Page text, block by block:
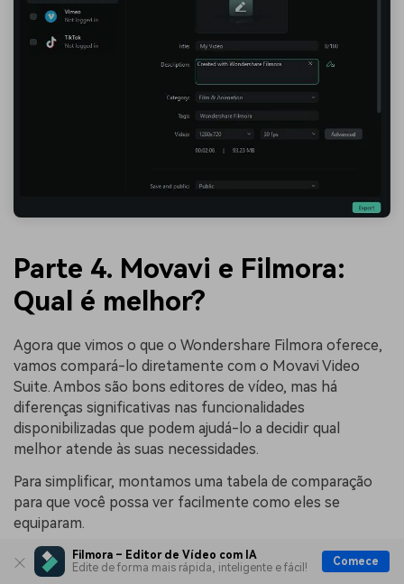
Filmora – Editor de Vídeo com IA
Edite de forma mais rápida, inteligente e fácil!
Comece
Parte 4. Movavi e Filmora:
Qual é melhor?
Agora que vimos o que o Wondershare Filmora oferece,
vamos compará-lo diretamente com o Movavi Video
Suite. Ambos são bons editores de vídeo, mas há
diferenças significativas nas funcionalidades
disponibilizadas que podem ajudá-lo a decidir qual
melhor atende às suas necessidades.
Para simplificar, montamos uma tabela de comparação
para que você possa ver facilmente como eles se
equiparam.
Critério Movavi Video Suite